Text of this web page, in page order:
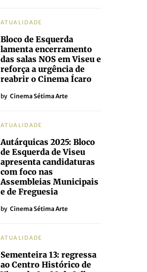
ATUALIDADE
Bloco de Esquerda
lamenta encerramento
das salas NOS em Viseu e
reforça a urgência de
reabrir o Cinema Ícaro
by Cinema Sétima Arte
ATUALIDADE
Autárquicas 2025: Bloco
de Esquerda de Viseu
apresenta candidaturas
com foco nas
Assembleias Municipais
e de Freguesia
by Cinema Sétima Arte
ATUALIDADE
Sementeira 13: regressa
ao Centro Histórico de